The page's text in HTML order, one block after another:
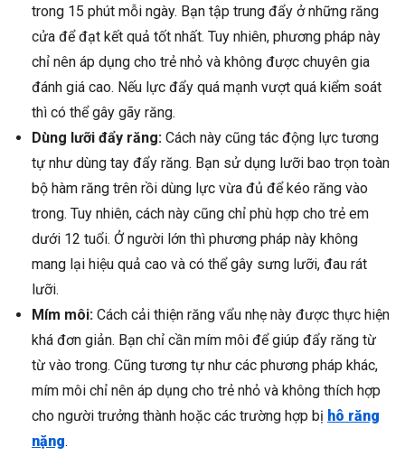
trong 15 phút mỗi ngày. Bạn tập trung đẩy ở những răng
cửa để đạt kết quả tốt nhất. Tuy nhiên, phương pháp này
chỉ nên áp dụng cho trẻ nhỏ và không được chuyên gia
đánh giá cao. Nếu lực đẩy quá mạnh vượt quá kiểm soát
thì có thể gây gãy răng.
Dùng lưỡi đẩy răng: Cách này cũng tác động lực tương
tự như dùng tay đẩy răng. Bạn sử dụng lưỡi bao trọn toàn
bộ hàm răng trên rồi dùng lực vừa đủ để kéo răng vào
trong. Tuy nhiên, cách này cũng chỉ phù hợp cho trẻ em
dưới 12 tuổi. Ở người lớn thì phương pháp này không
mang lại hiệu quả cao và có thể gây sưng lưỡi, đau rát
lưỡi.
Mím môi: Cách cải thiện răng vẩu nhẹ này được thực hiện
khá đơn giản. Bạn chỉ cần mím môi để giúp đẩy răng từ
từ vào trong. Cũng tương tự như các phương pháp khác,
mím môi chỉ nên áp dụng cho trẻ nhỏ và không thích hợp
cho người trưởng thành hoặc các trường hợp bị hô răng
nặng.